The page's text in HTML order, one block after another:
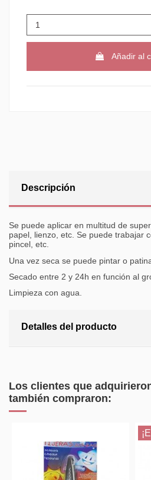
Añadir al
Descripción
Se puede aplicar en multitud de
papel, lienzo, etc. Se puede trabajar
pincel, etc.
Una vez seca se puede pintar o
Secado entre 2 y 24h en función al
Limpieza con agua.
Detalles del producto
Los clientes que
también compraron: